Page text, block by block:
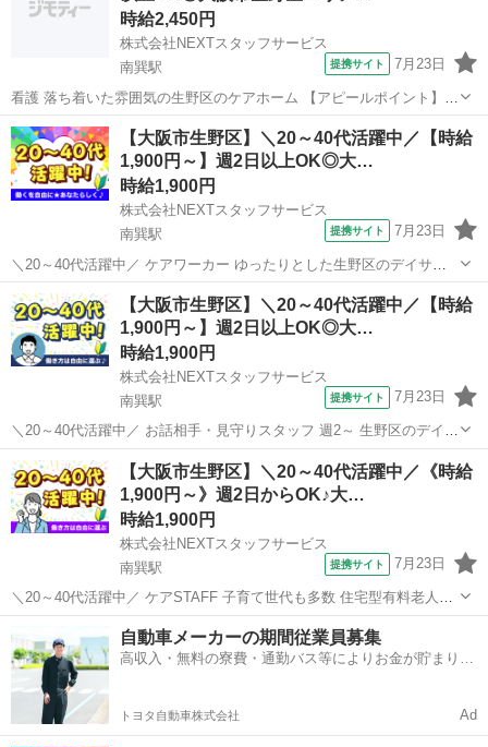
時給2,450円
株式会社NEXTスタッフサービス
南巽駅
提携サイト 7月23日
看護 落ち着いた雰囲気の生野区のケアホーム 【アピールポイント】
*⏩最短3日でお仕事開始!スピーディーでスムーズな転職* *⏩お仕事に
ブランクのある方も積極採用中* *⏩シフト制で週2日～OK* *⏩平日の
みOK/日勤の...
大阪 南巽駅 介護
【大阪市生野区】＼20～40代活躍中／【時給
1,900円～】週2日以上OK◎大…
時給1,900円
株式会社NEXTスタッフサービス
南巽駅
提携サイト 7月23日
＼20～40代活躍中／ ケアワーカー ゆったりとした生野区のデイサー
ビス *✨ブランクOK&子育て世代歓迎✨* *✅笑顔あふれる明るい施設で
お仕事しませんか?* *✅日勤のみ/週2日～OK* *✅平日のみや曜日固定も
相談...
大阪 大阪市 南巽駅 ケアマネージャー
【大阪市生野区】＼20～40代活躍中／【時給
1,900円～】週2日以上OK◎大…
時給1,900円
株式会社NEXTスタッフサービス
南巽駅
提携サイト 7月23日
＼20～40代活躍中／ お話相手・見守りスタッフ 週2～ 生野区のデイハ
ウス ✨日勤のみ!家庭と両立しやすい介護ワーク✨ 明るく開放的な施設
で、無理なく続けられるお仕事* おすすめPOINT ✅日勤のみ/残業ほぼ
なし ...
大阪 大阪市 南巽駅 介護
【大阪市生野区】＼20～40代活躍中／《時給
1,900円～》週2日からOK♪大…
時給1,900円
株式会社NEXTスタッフサービス
南巽駅
提携サイト 7月23日
＼20～40代活躍中／ ケアSTAFF 子育て世代も多数 住宅型有料老人ホ
ーム POINT ‾‾‾‾‾‾‾‾‾‾‾‾‾ *落ち着いた雰囲気の中で、ゆとりを持ってお仕
事ができます* *スタッフ同士の連携◎でアットホーム* ...
南巽駅
自動車メーカーの期間従業員募集
高収入・無料の寮費・通勤バス等によりお金が貯まりや
トヨタ自動車株式会社 Ad